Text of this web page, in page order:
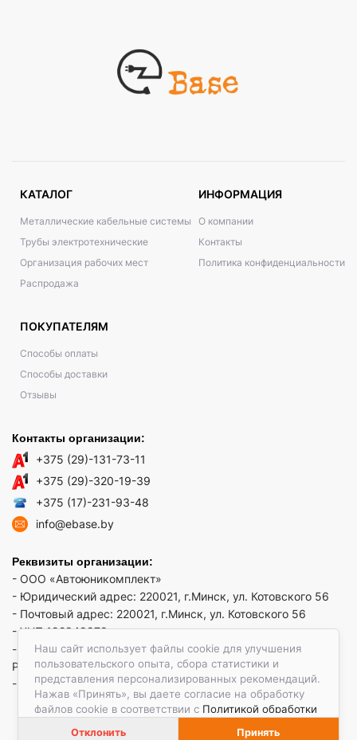
Наш сайт использует файлы cookie для улучшения
пользовательского опыта, сбора статистики и
представления персонализированных рекомендаций.
Нажав «Принять», вы даете согласие на обработку
файлов cookie в соответствии с Политикой обработки
Отклонить Принять
КАТАЛОГ
Металлические кабельные системы
Трубы электротехнические
Организация рабочих мест
Распродажа
ИНФОРМАЦИЯ
О компании
Контакты
Политика конфиденциальности
ПОКУПАТЕЛЯМ
Способы оплаты
Способы доставки
Отзывы
Контакты организации:
+375 (29)-131-73-11
+375 (29)-320-19-39
+375 (17)-231-93-48
info@ebase.by
Реквизиты организации:
- ООО «Автоюникомплект»
- Юридический адрес: 220021, г.Минск, ул. Котовского 56
- Почтовый адрес: 220021, г.Минск, ул. Котовского 56
- УНП 192949879
- р/сч BY52 REDJ 3012 1009 3553 3010 0933 в ЗАО "Банк
РРБ"
- Код банка: REDJBY22